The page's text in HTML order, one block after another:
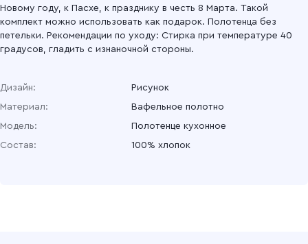
Новому году, к Пасхе, к празднику в честь 8 Марта. Такой
комплект можно использовать как подарок. Полотенца без
петельки. Рекомендации по уходу: Стирка при температуре 40
градусов, гладить с изнаночной стороны.
Дизайн:
Рисунок
Материал:
Вафельное полотно
Модель:
Полотенце кухонное
Состав:
100% хлопок